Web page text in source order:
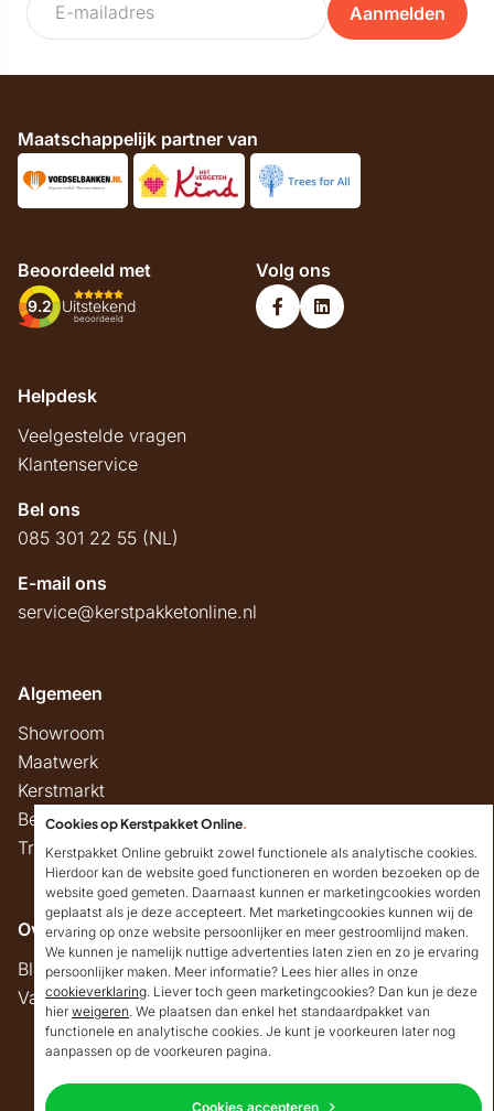
Aanmelden
Maatschappelijk partner van
Beoordeeld met
9.2 Uitstekend
beoordeeld
Volg ons
Helpdesk
Veelgestelde vragen
Klantenservice
Bel ons
085 301 22 55 (NL)
E-mail ons
service@kerstpakketonline.nl
Algemeen
Showroom
Maatwerk
Kerstmarkt
Belastingregels
Track & Trace
Overig
Blog
Vacatures
Copyright © 2026 Kerstpakket Online
Goedendag!
Mocht ik je ergens mee
kunnen helpen, dan
verneem ik dat graag.
Cookies op Kerstpakket Online.
Kerstpakket Online gebruikt zowel functionele als analytische cookies.
Hierdoor kan de website goed functioneren en worden bezoeken op de
website goed gemeten. Daarnaast kunnen er marketingcookies worden
geplaatst als je deze accepteert. Met marketingcookies kunnen wij de
ervaring op onze website persoonlijker en meer gestroomlijnd maken.
We kunnen je namelijk nuttige advertenties laten zien en zo je ervaring
persoonlijker maken. Meer informatie? Lees hier alles in onze
cookieverklaring. Liever toch geen marketingcookies? Dan kun je deze
hier weigeren. We plaatsen dan enkel het standaardpakket van
functionele en analytische cookies. Je kunt je voorkeuren later nog
aanpassen op de voorkeuren pagina.
Cookies accepteren